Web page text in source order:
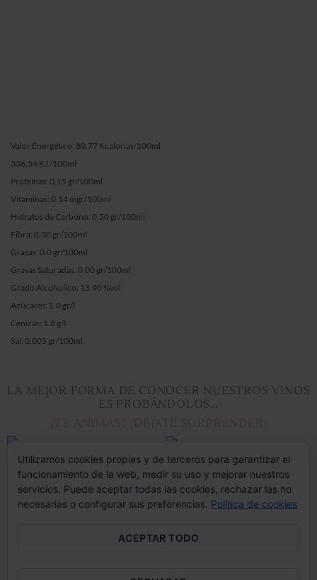
Valor Energético: 80.77 Kcalorias/100ml
336,54 KJ /100ml
Proteinas: 0.15 gr/100ml
Vitaminas: 0.14 mgr/100ml
Hidratos de Carbono: 0.50 gr/100ml
Fibra: 0.00 gr/100ml
Grasas: 0.0 gr/100ml
Grasas Saturadas: 0.00 gr/100ml
Grado Alcoholico: 13.90 %vol
Azúcares: 1.0 gr/l
Cenizas: 1.8 g/I
Sal: 0.005 gr/100ml
LA MEJOR FORMA DE CONOCER NUESTROS VINOS
ES PROBÁNDOLOS…
ESTUCHES 6 BOTELLAS
PACK 6 BOTELLAS GARNACHA
BOTELLAS 750 ML.
PACK 2 BOTELLAS –
MAíA
Utilizamos cookies propias y de terceros para garantizar el
funcionamiento de la web, medir su uso y mejorar nuestros
servicios. Puede aceptar todas las cookies, rechazar las no
necesarias o configurar sus preferencias. Política de cookies
ACEPTAR TODO